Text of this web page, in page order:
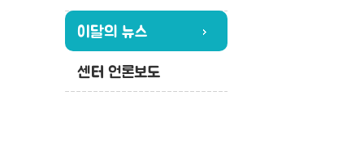
이달의 뉴스
센터 언론보도